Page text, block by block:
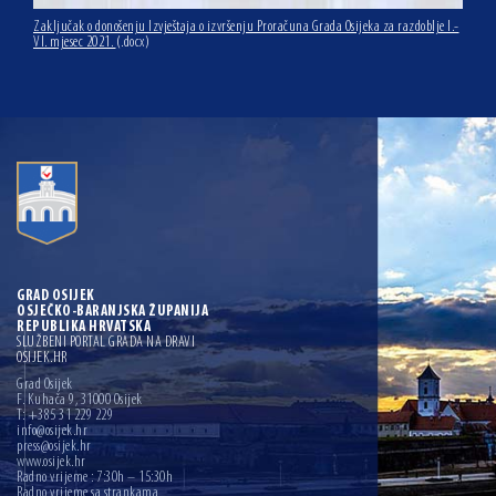
Zaključak o donošenju Izvještaja o izvršenju Proračuna Grada Osijeka za razdoblje I.-
VI. mjesec 2021. (.docx)
GRAD OSIJEK
OSJEČKO-BARANJSKA ŽUPANIJA
REPUBLIKA HRVATSKA
SLUŽBENI PORTAL GRADA NA DRAVI
OSIJEK.HR
Grad Osijek
F. Kuhača 9, 31000 Osijek
T: +385 31 229 229
info@osijek.hr
press@osijek.hr
www.osijek.hr
Radno vrijeme : 7:30h – 15:30h